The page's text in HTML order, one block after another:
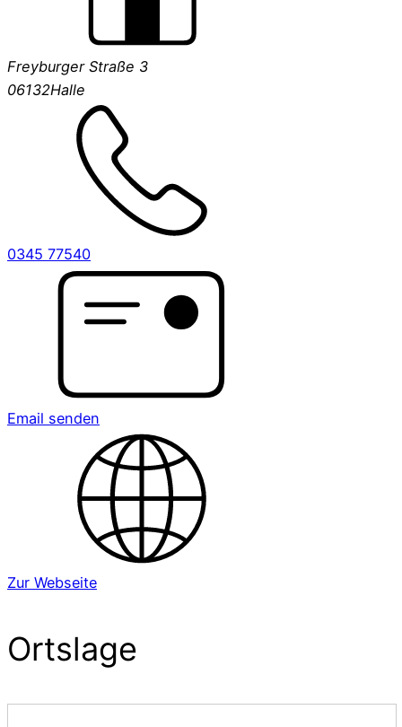
Freyburger Straße 3
06132Halle
0345 77540
Email senden
Zur Webseite
Ortslage